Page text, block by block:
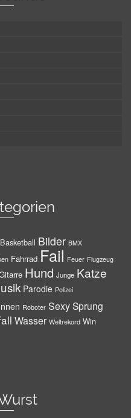
Basketball Bilder BMX
Fahrrad Fail Feuer Flugzeug
Hund Junge Katze
Parodie Polizei
Roboter SexySprung
Wasser Weltrekord Win